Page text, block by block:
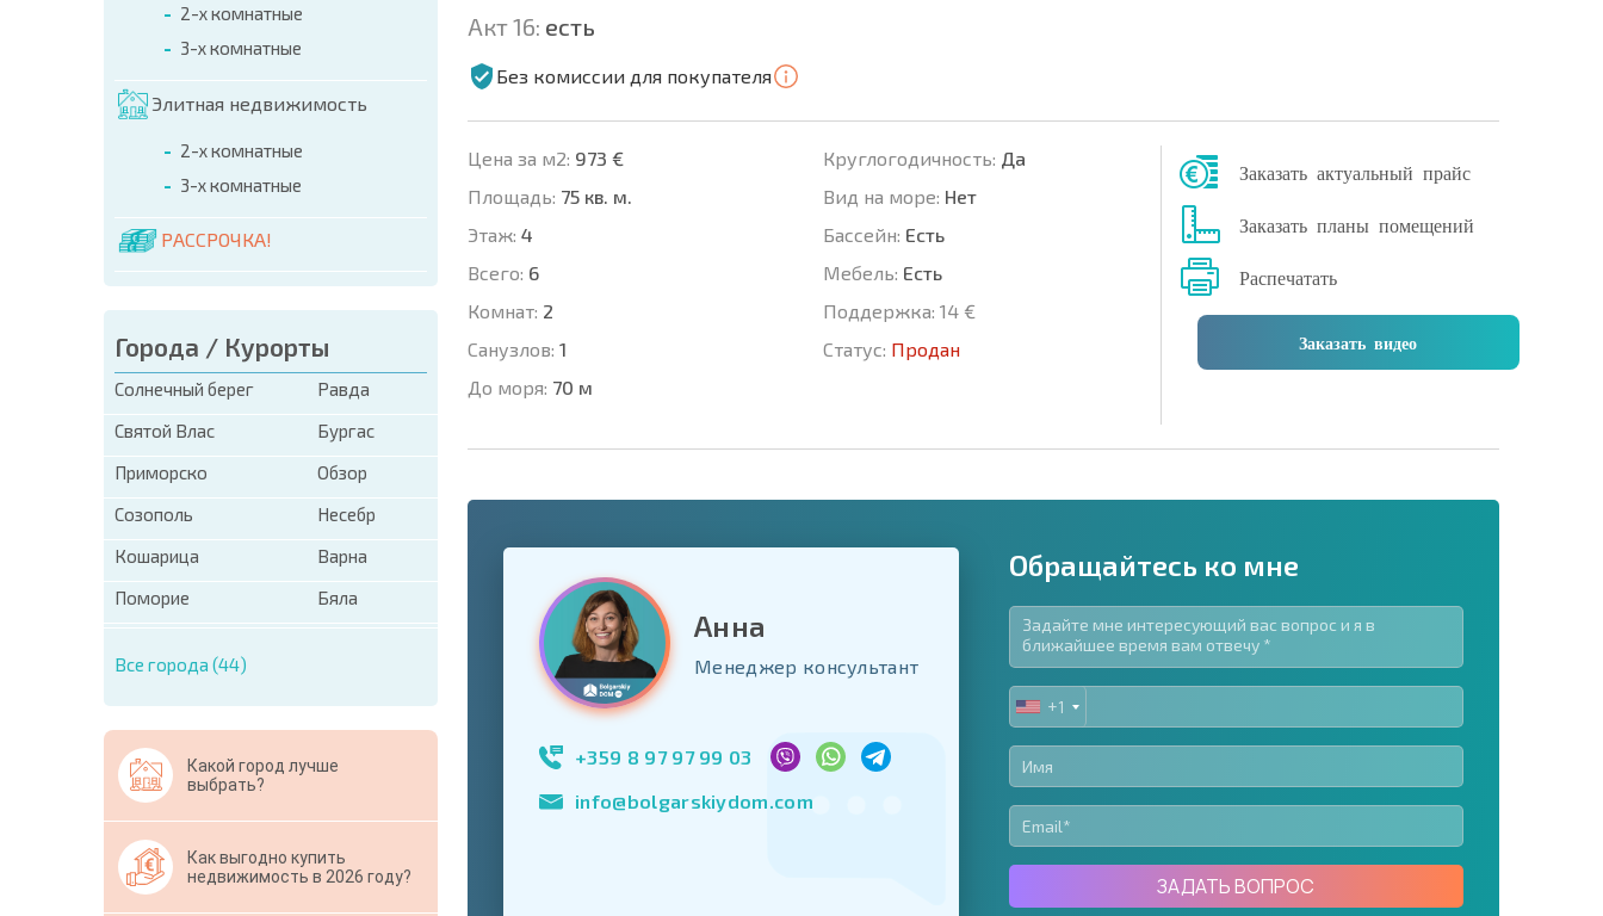
2-х комнатные
3-х комнатные
Элитная недвижимость
2-х комнатные
3-х комнатные
РАССРОЧКА!
Города / Курорты
Солнечный берег
Равда
Святой Влас
Бургас
Приморско
Обзор
Созополь
Несебр
Кошарица
Варна
Поморие
Бяла
Все города (44)
Какой город лучше
выбрать?
Как выгодно купить
недвижимость в 2026 году?
Акт 16: есть
Без комиссии для покупателя
Цена за м2: 973 €
Площадь: 75 кв. м.
Этаж: 4
Всего: 6
Комнат: 2
Санузлов: 1
До моря: 70 м
Круглогодичность: Да
Вид на море: Нет
Басcейн: Есть
Мебель: Есть
Поддержка: 14 €
Статус: Продан
Заказать актуальный прайс
Заказать планы помещений
Распечатать
Заказать видео
United
+1
* Поля обязательные для заполнения
Свернуть форму
Подписаться на рассылку | Нажимая кнопку, вы разрешаете
использование своих данных.
Отправить сообщение
Анна
Менеджер консультант
+359 8 97 97 99 03
info@bolgarskiydom.com
Обращайтесь ко мне
UNITED
STATES
+1
+1
ЗАДАТЬ ВОПРОС